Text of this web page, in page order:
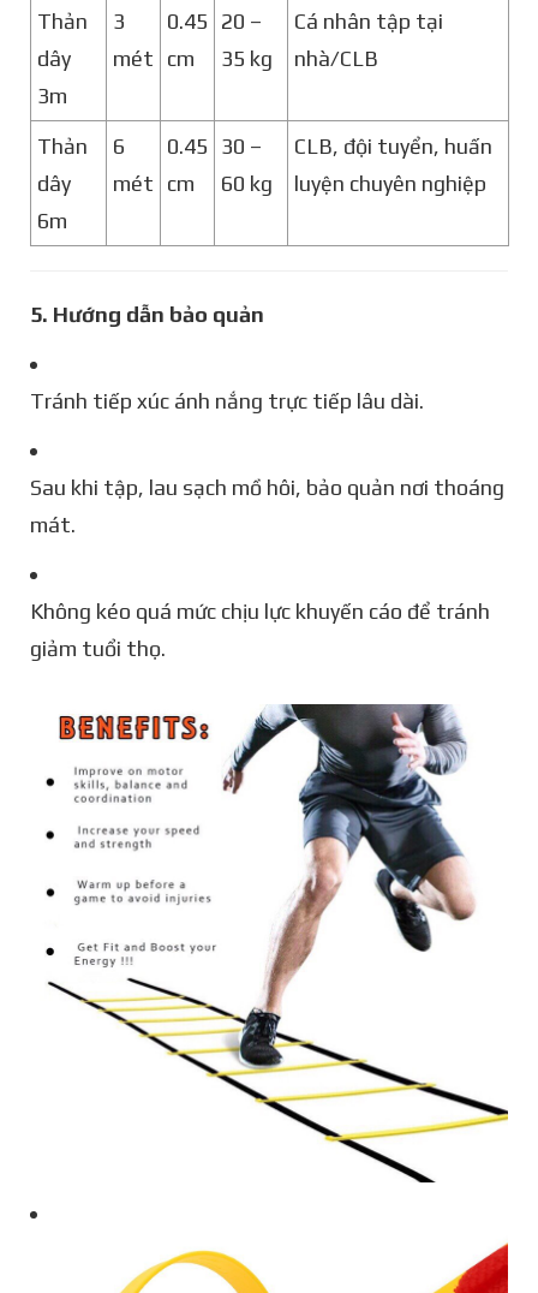
Thản
dây
3m
3
mét
0.45
cm
20 –
35 kg
Cá nhân tập tại
nhà/CLB
Thản
dây
6m
6
mét
0.45
cm
30 –
60 kg
CLB, đội tuyển, huấn
luyện chuyên nghiệp
5. Hướng dẫn bảo quản
Tránh tiếp xúc ánh nắng trực tiếp lâu dài.
Sau khi tập, lau sạch mồ hôi, bảo quản nơi thoáng
mát.
Không kéo quá mức chịu lực khuyến cáo để tránh
giảm tuổi thọ.